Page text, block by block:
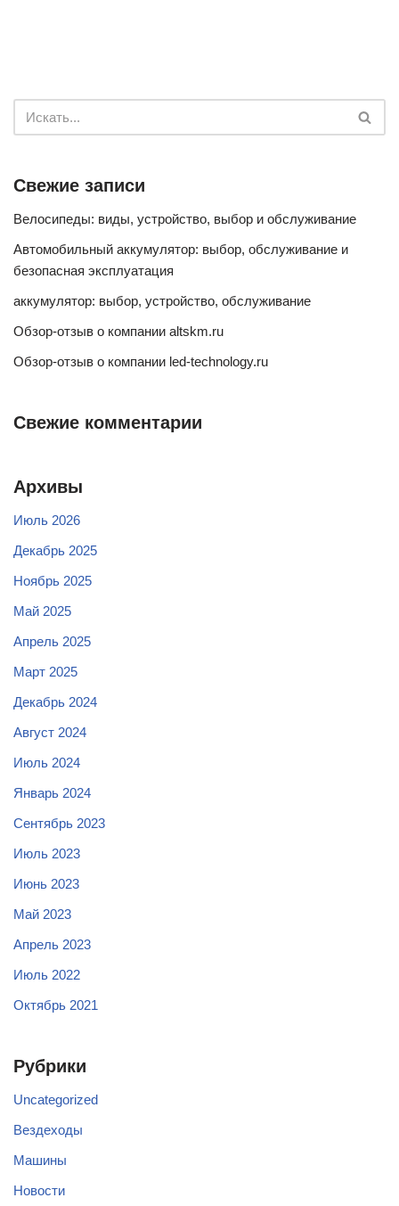
Свежие записи
Велосипеды: виды, устройство, выбор и обслуживание
Автомобильный аккумулятор: выбор, обслуживание и
безопасная эксплуатация
аккумулятор: выбор, устройство, обслуживание
Обзор-отзыв о компании altskm.ru
Обзор-отзыв о компании led-technology.ru
Свежие комментарии
Архивы
Июль 2026
Декабрь 2025
Ноябрь 2025
Май 2025
Апрель 2025
Март 2025
Декабрь 2024
Август 2024
Июль 2024
Январь 2024
Сентябрь 2023
Июль 2023
Июнь 2023
Май 2023
Апрель 2023
Июль 2022
Октябрь 2021
Рубрики
Uncategorized
Вездеходы
Машины
Новости